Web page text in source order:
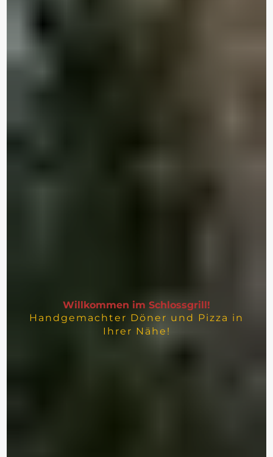
Willkommen im Schlossgrill!
Handgemachter Döner und Pizza in
Ihrer Nähe!